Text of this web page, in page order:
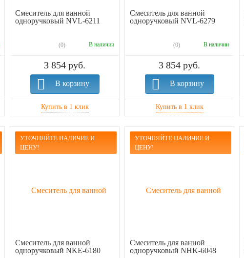
Смеситель для ванной
одноручковый NVL-6211
(0) В наличии
3 854 руб.
В корзину
Смеситель для ванной
одноручковый NVL-6279
(0) В наличии
3 854 руб.
В корзину
УТОЧНЯЙТЕ НАЛИЧИЕ И
ЦЕНУ!
Смеситель для ванной
одноручковый NKE-6180
УТОЧНЯЙТЕ НАЛИЧИЕ И
ЦЕНУ!
Смеситель для ванной
одноручковый NHK-6048